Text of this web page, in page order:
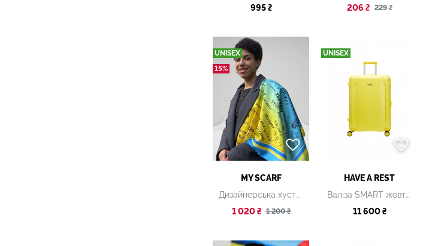
995 ₴
206 ₴ 229 ₴
UNISEX
15%
MY SCARF
Дизайнерська хустка "Символи України"
1 020 ₴ 1 200 ₴
UNISEX
HAVE A REST
Валіза SMART жовта, L
11 600 ₴